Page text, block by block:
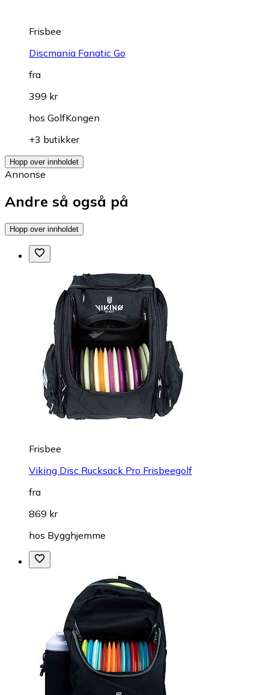
Frisbee
Discmania Fanatic Go
fra
399 kr
hos GolfKongen
+3 butikker
Hopp over innholdet
Annonse
Andre så også på
Hopp over innholdet
Frisbee
Viking Disc Rucksack Pro Frisbeegolf
fra
869 kr
hos Bygghjemme